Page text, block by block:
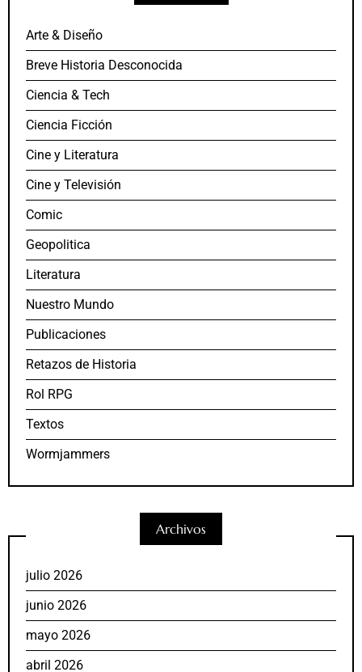
Arte & Diseño
Breve Historia Desconocida
Ciencia & Tech
Ciencia Ficción
Cine y Literatura
Cine y Televisión
Comic
Geopolitica
Literatura
Nuestro Mundo
Publicaciones
Retazos de Historia
Rol RPG
Textos
Wormjammers
Archivos
julio 2026
junio 2026
mayo 2026
abril 2026